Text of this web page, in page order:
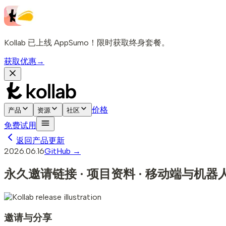
Kollab 已上线 AppSumo！限时获取终身套餐。
获取优惠→
产品 资源 社区
价格
免费试用
返回产品更新
2026.06.16GitHub →
永久邀请链接 · 项目资料 · 移动端与机器
邀请与分享